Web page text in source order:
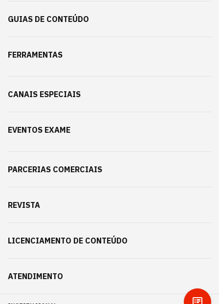
GUIAS DE CONTEÚDO
FERRAMENTAS
CANAIS ESPECIAIS
EVENTOS EXAME
PARCERIAS COMERCIAIS
REVISTA
LICENCIAMENTO DE CONTEÚDO
ATENDIMENTO